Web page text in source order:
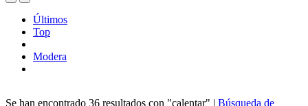
Últimos
Top
Modera
Se han encontrado 36 resultados con "calentar" | Búsqueda de